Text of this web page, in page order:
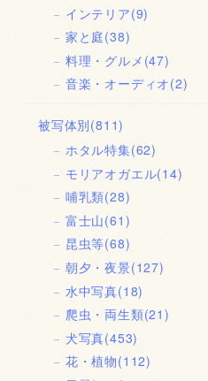
インテリア(9)
家と庭(38)
料理・グルメ (47)
音楽・オーディオ(2)
被写体別(811)
ホタル特集(62)
モリアオガエル(14)
哺乳類(28)
富士山(61)
昆虫等(68)
朝夕・夜景(127)
水中写真(18)
爬虫・両生類(21)
犬写真(453)
花・植物(112)